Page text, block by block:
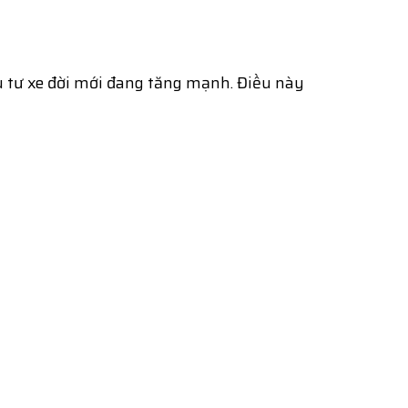
xe đời mới đang tăng mạnh. Điều này